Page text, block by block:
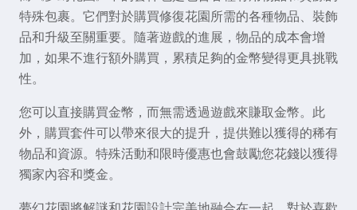
特殊包裹。它們對於購買修復花園所需的各種物品、裝飾
品和升級至關重要。隨著遊戲的進展，物品的成本會增
加，如果不進行額外購買，累積足夠的金幣變得更具挑戰
性。
您可以直接購買金幣，而無需透過遊戲來賺取金幣。此
外，購買套件可以帶來很大的提升，提供難以獲得的稀有
物品和資源。特殊活動和限時優惠也會鼓勵您花錢以獲得
獨家內容和獎金。